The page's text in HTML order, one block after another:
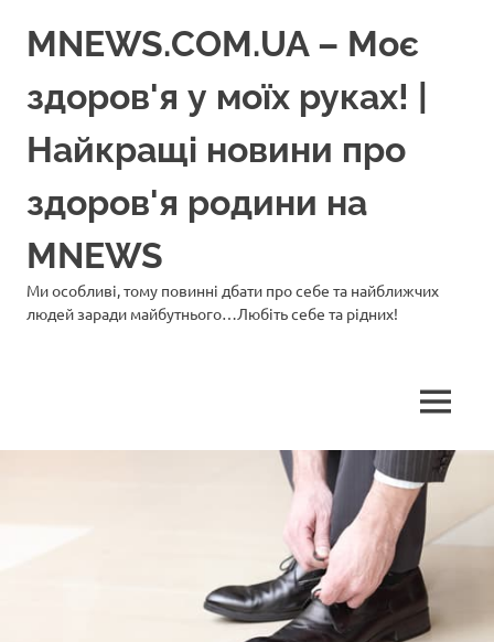
MNEWS.COM.UA – Моє
здоров'я у моїх руках! |
Найкращі новини про
здоров'я родини на
MNEWS
Ми особливі, тому повинні дбати про себе та найближчих
людей заради майбутнього…Любіть себе та рідних!
МЕНЮ